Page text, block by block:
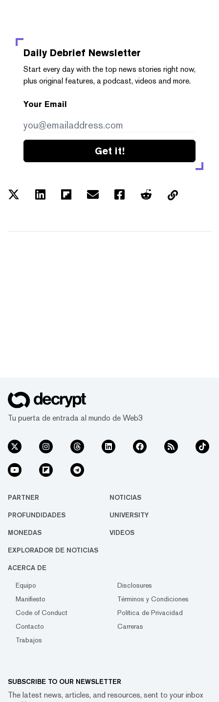
Daily Debrief Newsletter
Start every day with the top news stories right now,
plus original features, a podcast, videos and more.
Your Email
Get it!
Tu puerta de entrada al mundo de Web3
PARTNER NOTICIAS
PROFUNDIDADES UNIVERSITY
MONEDAS VIDEOS
EXPLORADOR DE NOTICIAS
ACERCA DE
Equipo
Disclosures
Manifiesto
Términos y Condiciones
Code of Conduct
Política de Privacidad
Contacto
Carreras
Trabajos
SUBSCRIBE TO OUR NEWSLETTER
The latest news, articles, and resources, sent to your inbox